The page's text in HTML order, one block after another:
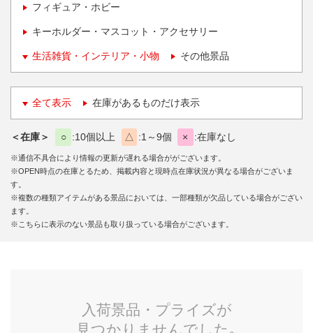
フィギュア・ホビー
キーホルダー・マスコット・アクセサリー
生活雑貨・インテリア・小物 その他景品
全て表示 在庫があるものだけ表示
＜在庫＞ ○ 10個以上 △ 1～9個 × 在庫なし
※通信不具合により情報の更新が遅れる場合ががございます。
※OPEN時点の在庫とるため、掲載内容と現時点在庫状況が異なる場合がございま
す。
※複数の種類アイテムがある景品においては、一部種類が欠品している場合がござい
ます。
※こちらに表示のない景品も取り扱っている場合がございます。